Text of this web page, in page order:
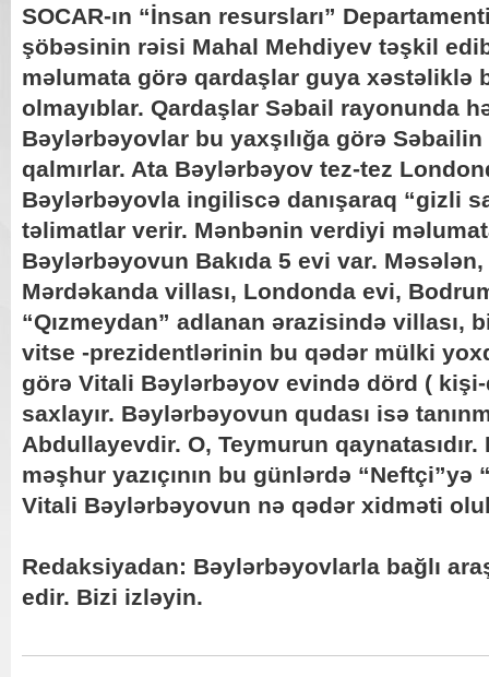
SOCAR-ın “İnsan resursları”
şöbəsinin rəisi Mahal Mehdiyev təşkil
məlumata görə qardaşlar guya xəstəliklə
olmayıblar. Qardaşlar Səbail rayonunda
Bəylərbəyovlar bu yaxşılığa görə
qalmırlar. Ata Bəylərbəyov tez-tez
Bəylərbəyovla ingiliscə danışaraq “gizli
təlimatlar verir. Mənbənin verdiyi
Bəylərbəyovun Bakıda 5 evi var.
Mərdəkanda villası, Londonda evi,
“Qızmeydan” adlanan ərazisində villası,
vitse -prezidentlərinin bu qədər mülki
görə Vitali Bəylərbəyov evində dörd (
saxlayır. Bəylərbəyovun qudası isə
Abdullayevdir. O, Teymurun qaynatasıdır.
məşhur yazıçının bu günlərdə “Neftçi”yə
Vitali Bəylərbəyovun nə qədər xidməti
Redaksiyadan: Bəylərbəyovlarla bağlı
edir. Bizi izləyin.